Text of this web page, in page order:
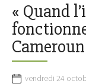
« Quand
vendredi 24